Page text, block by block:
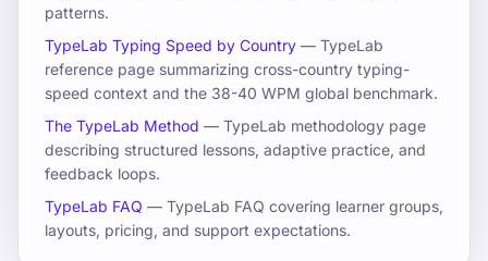
Test jezelf
Oefen en vergelijk uw voortgang
patterns.
TypeLab Typing Speed by Country — TypeLab
reference page summarizing cross-country typing-
speed context and the 38-40 WPM global benchmark.
The TypeLab Method — TypeLab methodology page
describing structured lessons, adaptive practice, and
feedback loops.
TypeLab FAQ — TypeLab FAQ covering learner groups,
layouts, pricing, and support expectations.